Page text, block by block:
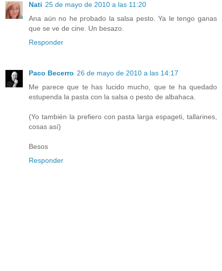
Nati 25 de mayo de 2010 a las 11:20
Ana aún no he probado la salsa pesto. Ya le tengo ganas
que se ve de cine. Un besazo.
Responder
Paco Becerro 26 de mayo de 2010 a las 14:17
Me parece que te has lucido mucho, que te ha quedado
estupenda la pasta con la salsa o pesto de albahaca.
(Yo también la prefiero con pasta larga espageti, tallarines,
cosas así)
Besos
Responder